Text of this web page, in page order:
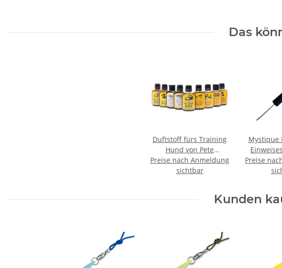
Das
Duftstoff fürs Training
Hund von Pete
Rickard's
Preise nach Anmeldung
sichtbar
Mystique
Preise
Kunden